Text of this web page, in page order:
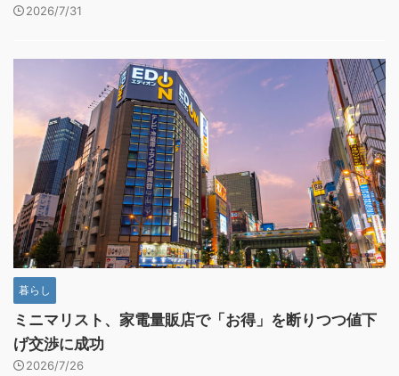
2026/7/31
暮らし
ミニマリスト、家電量販店で「お得」を断りつつ値下
げ交渉に成功
2026/7/26